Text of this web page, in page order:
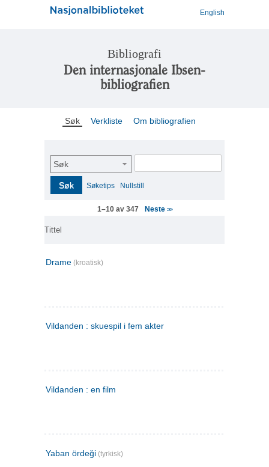
English
Bibliografi
Den internasjonale Ibsen-
bibliografien
Søk Verkliste Om bibliografien
Søk
Søk Søketips Nullstill
1–10 av 347 Neste >>
Tittel
Drame (kroatisk)
Vildanden : skuespil i fem akter
Vildanden : en film
Yaban ördeği (tyrkisk)